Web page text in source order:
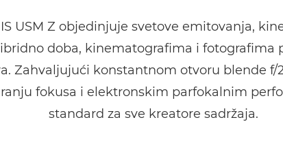
IS USM Z objedinjuje svetove emitovanja,
doba, kinematografima i fotografima
Zahvaljujući konstantnom otvoru blende f/
fokusa i elektronskim parfokalnim
standard za sve kreatore sadržaja.